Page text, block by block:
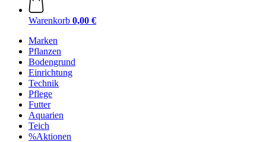
Warenkorb 0,00 €
Marken
Pflanzen
Bodengrund
Einrichtung
Technik
Pflege
Futter
Aquarien
Teich
%Aktionen